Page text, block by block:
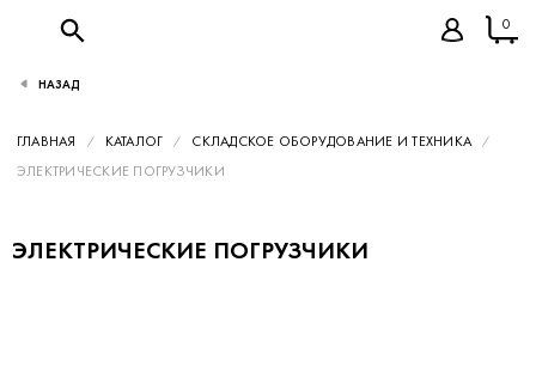
0
ГЛАВНАЯ КАТАЛОГ
СКЛАДСКОЕ ОБОРУДОВАНИЕ И ТЕХНИКА
ЭЛЕКТРИЧЕСКИЕ ПОГРУЗЧИКИ
ЭЛЕКТРИЧЕСКИЕ ПОГРУЗЧИКИ
НАЗАД